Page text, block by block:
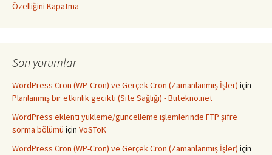
Özelliğini Kapatma
Son yorumlar
WordPress Cron (WP-Cron) ve Gerçek Cron (Zamanlanmış İşler) için
Planlanmış bir etkinlik gecikti (Site Sağlığı) - Butekno.net
WordPress eklenti yükleme/güncelleme işlemlerinde FTP şifre
sorma bölümü için VoSToK
WordPress Cron (WP-Cron) ve Gerçek Cron (Zamanlanmış İşler) için